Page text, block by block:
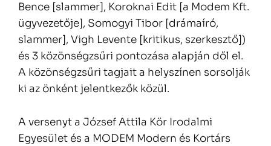
Bence [slammer], Koroknai Edit [a Modem Kft.
ügyvezetője], Somogyi Tibor [drámaíró,
slammer], Vigh Levente [kritikus, szerkesztő])
és 3 közönségzsűri pontozása alapján dől el.
A közönségzsűri tagjaita helyszínen sorsolják
ki az önként jelentkezők közül.
A versenyt a József Attila Kör Irodalmi
Egyesület és a MODEM Modern és Kortárs